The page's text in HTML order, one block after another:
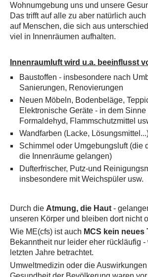
Wohnumgebung uns und unsere
Das trifft auf alle zu aber natürlich
auf Menschen, die sich aus
viel in Innenräumen aufhalten.
Innenraumluft wird u.a. beeinflusst
Baustoffen - insbesondere nach
Sanierungen, Renovierungen
Neuen Möbeln, Bodenbeläge,
Elektronische Geräte - in dem
Formaldehyd, Flammschutzmittel
Wandfarben (Lacke,
Schimmel oder Umgebungsluft (die
die Innenräume gelangen)
Dufterfrischer, Putz-und
insbesondere mit Weichspüler usw.
Durch die Atmung, die Haut -
unseren Körper und bleiben dort nicht
Wie ME(cfs) ist auch MCS kein neues
Bekanntheit nur leider eher rückläufig
letzten Jahre betrachtet.
Umweltmedizin oder die